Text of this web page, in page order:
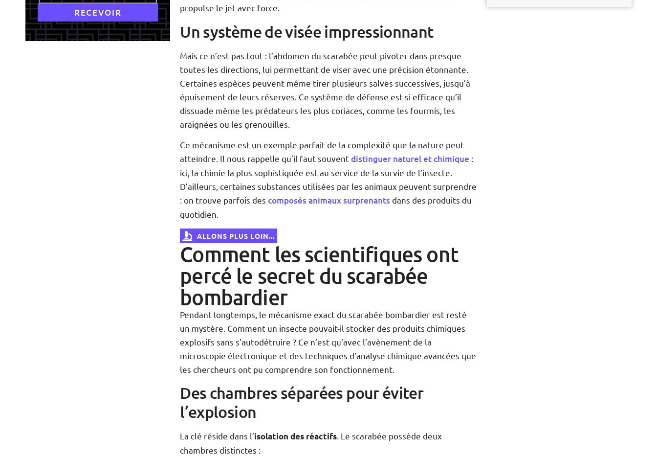
propulse le jet avec force.
Un système de visée impressionnant
Mais ce n’est pas tout : l’abdomen du scarabée peut pivoter dans presque
toutes les directions, lui permettant de viser avec une précision étonnante.
Certaines espèces peuvent même tirer plusieurs salves successives, jusqu’à
épuisement de leurs réserves. Ce système de défense est si efficace qu’il
dissuade même les prédateurs les plus coriaces, comme les fourmis, les
araignées ou les grenouilles.
Ce mécanisme est un exemple parfait de la complexité que la nature peut
atteindre. Il nous rappelle qu’il faut souventdistinguer naturel et chimique :
ici, la chimie la plus sophistiquée est au service de la survie de l’insecte.
D’ailleurs, certaines substances utilisées par les animaux peuvent surprendre
: on trouve parfois descomposés animaux surprenants dans des produits du
quotidien.
ALLONS PLUS LOIN...
Comment les scientifiques ont
percé le secret du scarabée
bombardier
Pendant longtemps, le mécanisme exact du scarabée bombardier est resté
un mystère. Comment un insecte pouvait-il stocker des produits chimiques
explosifs sans s’autodétruire ? Ce n’est qu’avec l’avènement de la
microscopie électronique et des techniques d’analyse chimique avancées que
les chercheurs ont pu comprendre son fonctionnement.
Des chambres séparées pour éviter
l’explosion
La clé réside dans l’isolation des réactifs . Le scarabée possède deux
chambres distinctes :